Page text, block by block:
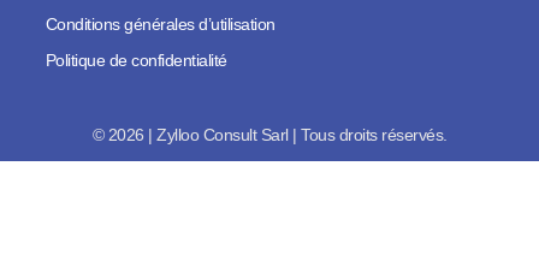
Conditions générales d’utilisation
Politique de confidentialité
© 2026 | Zylloo Consult Sarl | Tous droits réservés.